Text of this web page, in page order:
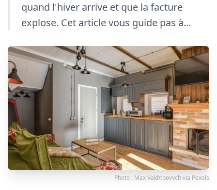
quand l'hiver arrive et que la facture
explose. Cet article vous guide pas à...
Photo : Max Vakhtbovychvia Pexels